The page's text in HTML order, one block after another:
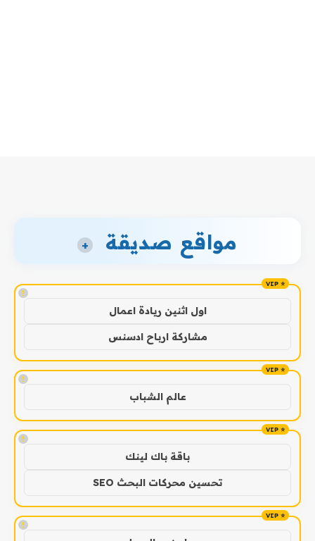
مواقع صديقة +
!
اول اثنين ريادة اعمال
مشاركة ارباح ادسنس
!
عالم الشباب
!
باقة باك لينك
تحسين محركات البحث SEO
!